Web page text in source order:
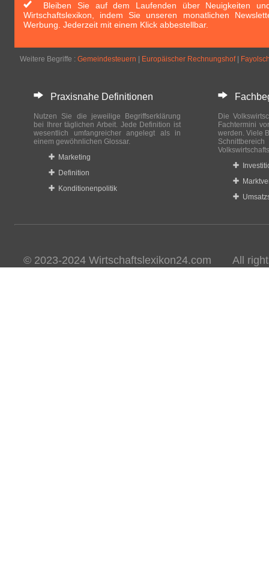
Bleiben Sie auf dem Laufenden über Neuigkeiten
Wirtschaftslexikon, indem Sie unseren monatlichen
Werbung. Jederzeit mit einem Klick abbestellbar.
Weitere Begriffe : Gemeindesteuern Europäischer Rechnungshof|
Praxisnahe Definitionen
Nutzen Sie die jeweilige Begriffserklärung
bei Ihrer täglichen Arbeit. Jede Definition ist
wesentlich umfangreicher angelegt als in
einem gewöhnlichen Glossar.
Marketing
Definition
Konditionenpolitik
Die
Fachtermini
werden. Viele
© 2023-2024 Wirtschaftslexikon24.com All